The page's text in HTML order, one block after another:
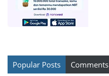
Popular Posts Comments